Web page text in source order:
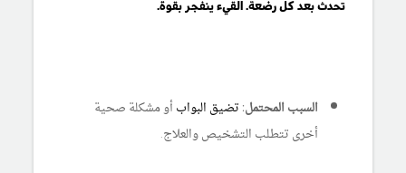
تحدث بعد كل رضعة. القيء ينفجر بقوة.
السبب المحتمل: تضيق البواب أو مشكلة صحية
أخرى تتطلب التشخيص والعلاج.